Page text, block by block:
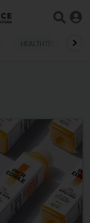
HEALTHTECH